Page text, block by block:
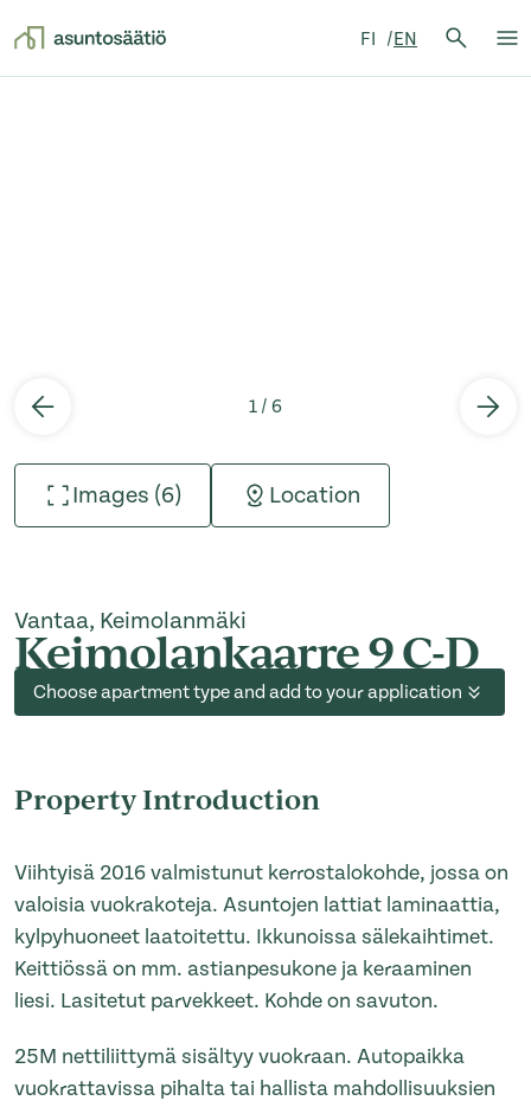
FI EN
1 / 6
Images (6) Location
Vantaa, Keimolanmäki
Keimolankaarre 9 C-D
Choose apartment type and add to your application
Property Introduction
Viihtyisä 2016 valmistunut kerrostalokohde, jossa on
valoisia vuokrakoteja. Asuntojen lattiat laminaattia,
kylpyhuoneet laatoitettu. Ikkunoissa sälekaihtimet.
Keittiössä on mm. astianpesukone ja keraaminen
liesi. Lasitetut parvekkeet. Kohde on savuton.
25M nettiliittymä sisältyy vuokraan. Autopaikka
vuokrattavissa pihalta tai hallista mahdollisuuksien